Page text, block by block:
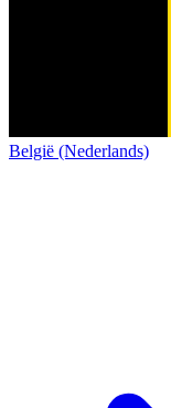
België (Nederlands)